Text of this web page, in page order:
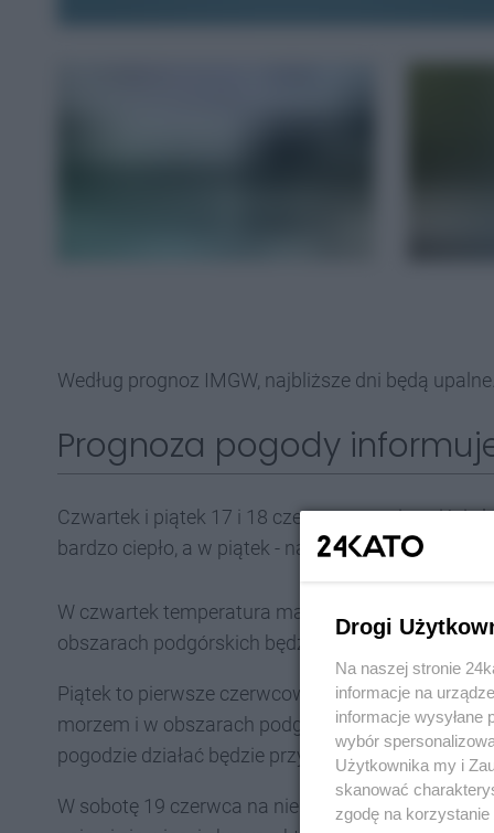
Według prognoz IMGW, najbliższe dni będą
Prognoza pogody
Czwartek i piątek 17 i 18 czerwca przyniosą iście
bardzo ciepło, a w piątek - nawet upalnie.
W czwartek temperatura maksymalna wyniesie
obszarach podgórskich będzie nieco chłodniej, od
Piątek to pierwsze czerwcowe upały.
morzem i w obszarach podgórskich od 22°C do
pogodzie działać będzie przyjemnie ochładzająco.
W sobotę 19 czerwca na niebie dominować
Drogi
Na naszej stronie
informacje na
informacje wysyłane
wybór
Użytkownika my i
skanować
zgodę na